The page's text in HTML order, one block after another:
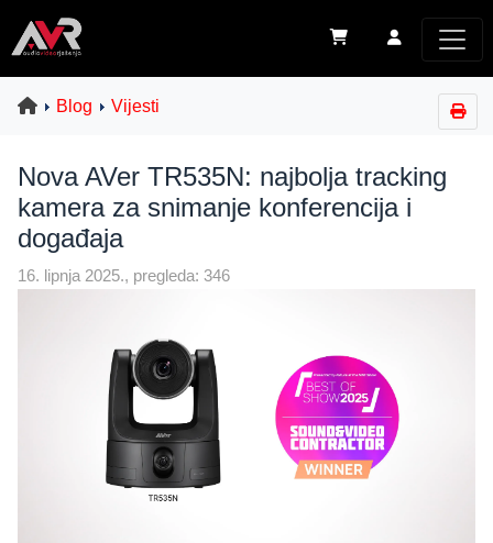
Blog Vijesti
Nova AVer TR535N: najbolja tracking
kamera za snimanje konferencija i
događaja
16. lipnja 2025., pregleda: 346